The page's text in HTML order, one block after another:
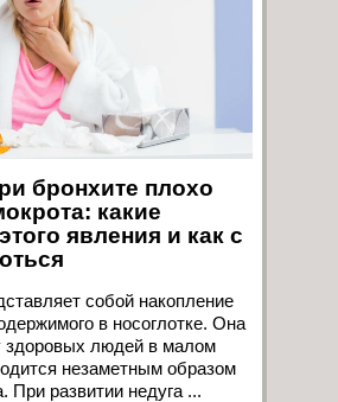
бронхите плохо
какие
явления и как с
собой накопление
в носоглотке. Она
здоровых людей в малом
незаметным образом
При развитии недуга ...